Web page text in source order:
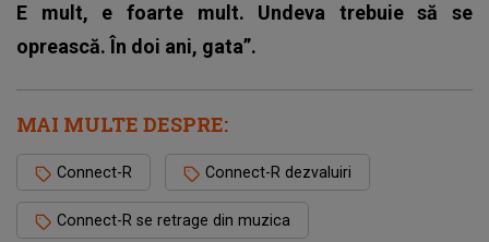
E mult, e foarte mult. Undeva trebuie să se
oprească. În doi ani, gata”.
MAI MULTE DESPRE:
Connect-R Connect-R dezvaluiri
Connect-R se retrage din muzica